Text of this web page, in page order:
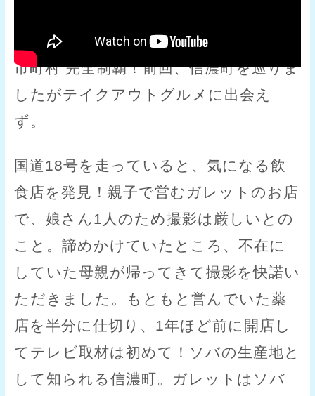
わいながら信州を巡る企画。目指すは全
市町村 完全制覇！前回、信濃町を巡りま
したがテイクアウトグルメに出会え
ず。
国道18号を走っていると、気になる飲
食店を発見！親子で営むガレットのお店
で、娘さん1人のため撮影は厳しいとの
こと。諦めかけていたところ、不在に
していた母親が帰ってきて撮影を快諾い
ただきました。もともと営んでいた薬
店を半分に仕切り、1年ほど前に開店し
てテレビ取材は初めて！ソバの生産地と
して知られる信濃町。ガレットはソバ